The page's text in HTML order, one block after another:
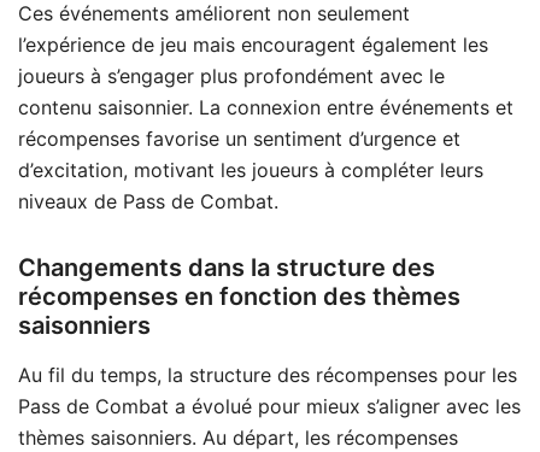
Ces événements améliorent non seulement
l’expérience de jeu mais encouragent également les
joueurs à s’engager plus profondément avec le
contenu saisonnier. La connexion entre événements et
récompenses favorise un sentiment d’urgence et
d’excitation, motivant les joueurs à compléter leurs
niveaux de Pass de Combat.
Changements dans la structure des
récompenses en fonction des thèmes
saisonniers
Au fil du temps, la structure des récompenses pour les
Pass de Combat a évolué pour mieux s’aligner avec les
thèmes saisonniers. Au départ, les récompenses